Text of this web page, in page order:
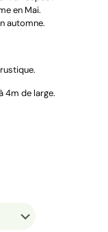
en Mai.
automne.
4m de large.
32,00 €